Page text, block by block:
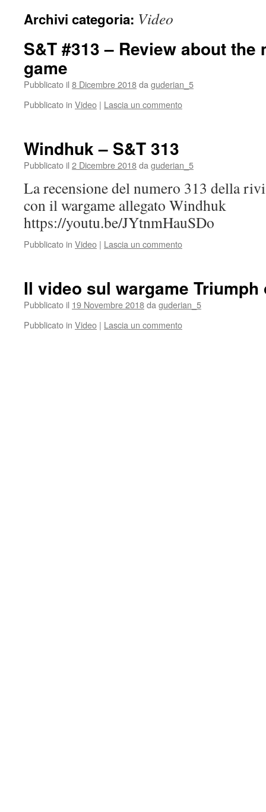
Archivi categoria: Video
S&T #313 – Review about the
game
Pubblicato il 8 Dicembre 2018da guderian_5
Pubblicato in Video | Lascia un commento
Windhuk – S&T 313
Pubblicato il 2 Dicembre 2018da guderian_5
La recensione del numero 313 della
con il wargame allegato Windhuk
https://youtu.be/JYtnmHauSDo
Pubblicato in Video | Lascia un commento
Il video sul wargame Triumph
Pubblicato il 19 Novembre 2018da guderian_5
Pubblicato in Video | Lascia un commento